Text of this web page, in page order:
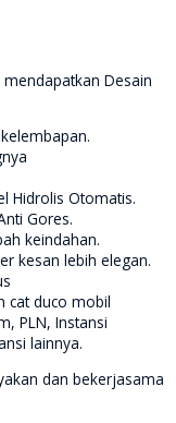
Desain
Hidrolis Otomatis.
Gores.
keindahan.
kesan lebih elegan.
cat duco mobil
PLN, Instansi
lainnya.
dan bekerjasama